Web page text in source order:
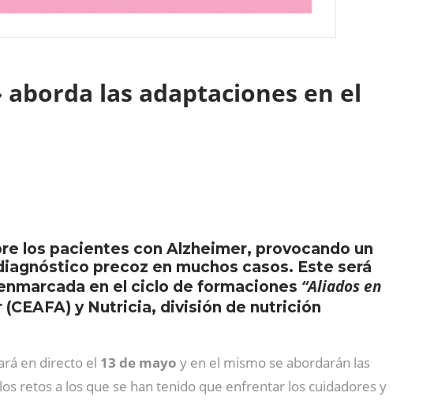
las adaptaciones en el
los pacientes con Alzheimer, provocando un
precoz en muchos casos. Este será
en el ciclo de formaciones “Aliados en
y Nutricia, división de nutrición
en directo el 13 de mayo y en el mismo se abordarán las
retos a los que se han tenido que enfrentar los cuidadores y